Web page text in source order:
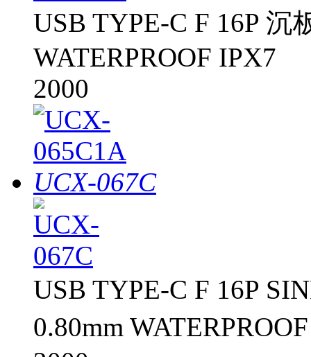
USB TYPE-C F 16P 沉
WATERPROOF IPX7
2000
UCX-067C
USB TYPE-C F 16P
0.80mm